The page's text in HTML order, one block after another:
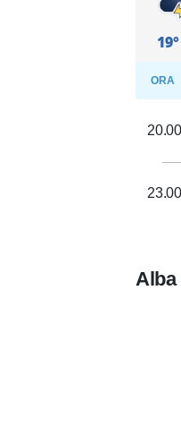
19°
ORA
20.00
23.00
Alba